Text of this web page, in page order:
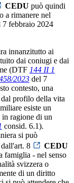
CEDU può quindi
a rimanere nel
7 febbraio 2024
innanzitutto ai
dai coniugi e dai
(DTF 144 II 1
2023 del 7
contesto, una
dal profilo della vita
esiste un
in ragione di un
consid. 6.1).
si può
8
CEDU
famiglia - nel senso
svizzera o
di un diritto